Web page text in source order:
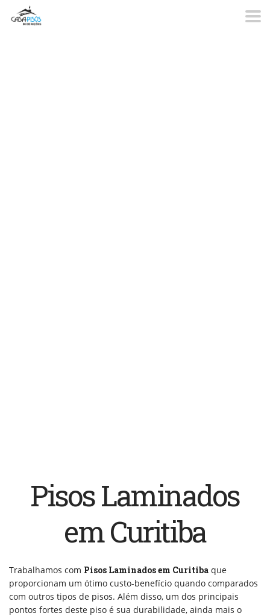
Pisos Laminados
em Curitiba
Trabalhamos com Pisos Laminados em Curitiba que
proporcionam um ótimo custo-benefício quando comparados
com outros tipos de pisos. Além disso, um dos principais
pontos fortes deste piso é sua durabilidade, ainda mais o